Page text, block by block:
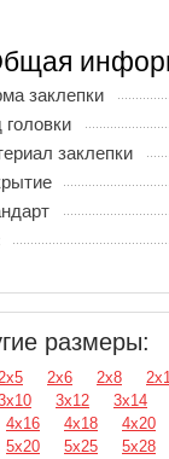
заклепки
головки
заклепки
размеры:
2х5 2х6 2х8
3х12 3х14
4х16 4х18 4х20
5х20 5х25 5х28